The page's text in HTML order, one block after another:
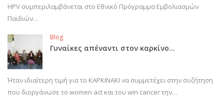
HPV συμπεριλαμβάνεται στο Εθνικό Πρόγραμμα Εμβολιασμών
Παιδιών…
Blog
Γυναίκες απέναντι στον καρκίνο…
Ήταν ιδιαίτερη τιμή για το ΚΑΡΚΙΝΑΚΙ να συμμετέχει στην συζήτηση
που διοργάνωσε το women act και του win cancer την…